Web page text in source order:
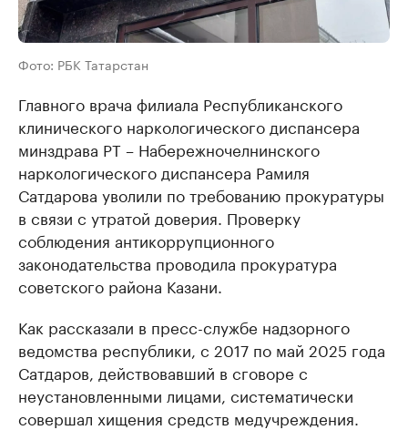
Фото: РБК Татарстан
Главного врача филиала Республиканского
клинического наркологического диспансера
минздрава РТ – Набережночелнинского
наркологического диспансера Рамиля
Сатдарова уволили по требованию прокуратуры
в связи с утратой доверия. Проверку
соблюдения антикоррупционного
законодательства проводила прокуратура
советского района Казани.
Как рассказали в пресс-службе надзорного
ведомства республики, с 2017 по май 2025 года
Сатдаров, действовавший в сговоре с
неустановленными лицами, систематически
совершал хищения средств медучреждения.